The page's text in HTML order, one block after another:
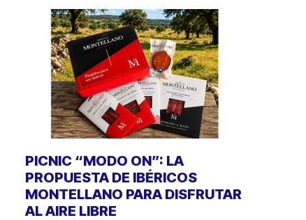
PICNIC “MODO ON”: LA
PROPUESTA DE IBÉRICOS
MONTELLANO PARA DISFRUTAR
AL AIRE LIBRE